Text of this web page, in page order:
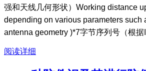
强和天线几何形状）Working distance
depending on various parameters such
antenna geometry )*7字节序列号（根据
阅读详细